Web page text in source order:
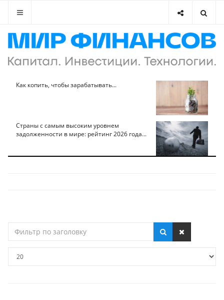
Как копить, чтобы зарабатывать...
Страны с самым высоким уровнем
задолженности в мире: рейтинг 2026 года...
по